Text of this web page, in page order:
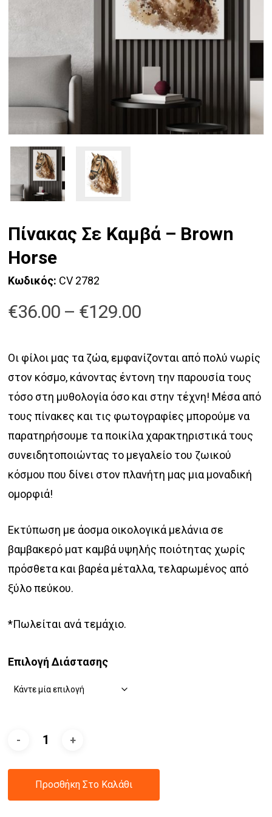
Πίνακας Σε Καμβά – Brown
Horse
Κωδικός: CV 2782
€36.00 – €129.00Price
€36.00
through
€129.00
Οι φίλοι μας τα ζώα, εμφανίζονται από πολύ νωρίς
στον κόσμο, κάνοντας έντονη την παρουσία τους
τόσο στη μυθολογία όσο και στην τέχνη! Μέσα από
τους πίνακες και τις φωτογραφίες μπορούμε να
παρατηρήσουμε τα ποικίλα χαρακτηριστικά τους
συνειδητοποιώντας το μεγαλείο του ζωικού
κόσμου που δίνει στον πλανήτη μας μια μοναδική
ομορφιά!
Εκτύπωση με άοσμα οικολογικά μελάνια σε
βαμβακερό ματ καμβά υψηλής ποιότητας χωρίς
πρόσθετα και βαρέα μέταλλα, τελαρωμένος από
ξύλο πεύκου.
*Πωλείται ανά τεμάχιο.
Επιλογή Διάστασης
Προσθήκη Στο Καλάθι